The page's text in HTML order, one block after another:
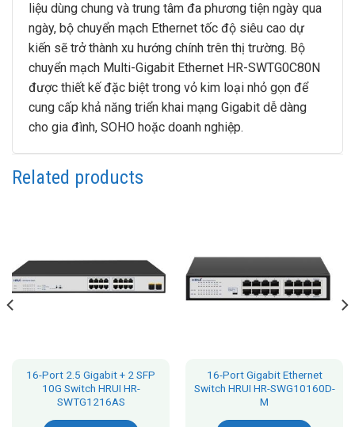
liệu dùng chung và trung tâm đa phương tiện ngày qua
ngày, bộ chuyển mạch Ethernet tốc độ siêu cao dự
kiến ​​sẽ trở thành xu hướng chính trên thị trường. Bộ
chuyển mạch Multi-Gigabit Ethernet HR-SWTG0C80N
được thiết kế đặc biệt trong vỏ kim loại nhỏ gọn để
cung cấp khả năng triển khai mạng Gigabit dễ dàng
cho gia đình, SOHO hoặc doanh nghiệp.
Related products
16-Port 2.5 Gigabit + 2 SFP
10G Switch HRUI HR-
SWTG1216AS
16-Port Gigabit Ethernet
Switch HRUI HR-SWG10160D-
M